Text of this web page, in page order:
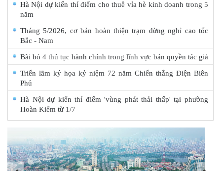
Hà Nội dự kiến thí điểm cho thuê vỉa hè kinh doanh trong 5
năm
Tháng 5/2026, cơ bản hoàn thiện trạm dừng nghỉ cao tốc
Bắc - Nam
Bãi bỏ 4 thủ tục hành chính trong lĩnh vực bản quyền tác giả
Triển lãm ký họa kỷ niệm 72 năm Chiến thắng Điện Biên
Phủ
Hà Nội dự kiến thí điểm 'vùng phát thải thấp' tại phường
Hoàn Kiếm từ 1/7